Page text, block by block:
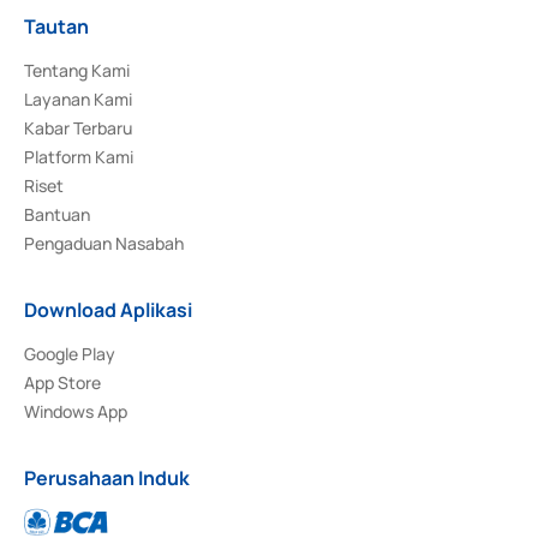
Tautan
Tentang Kami
Layanan Kami
Kabar Terbaru
Platform Kami
Riset
Bantuan
Pengaduan Nasabah
Download Aplikasi
Google Play
App Store
Windows App
Perusahaan Induk